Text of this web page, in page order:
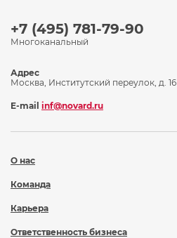
+7 (495) 781-79-90
Многоканальный
О нас
Команда
Карьера
Ответственность бизнеса
Адрес
Москва, Институтский переулок, д. 16
E-mail inf@novard.ru